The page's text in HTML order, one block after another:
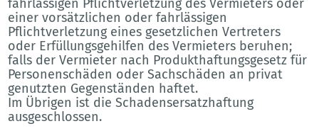
fahrlässigen Pflichtverletzung des Vermieters oder
einer vorsätzlichen oder fahrlässigen
Pflichtverletzung eines gesetzlichen Vertreters
oder Erfüllungsgehilfen des Vermieters beruhen;
falls der Vermieter nach Produkthaftungsgesetz für
Personenschäden oder Sachschäden an privat
genutzten Gegenständen haftet.
Im Übrigen ist die Schadensersatzhaftung
ausgeschlossen.